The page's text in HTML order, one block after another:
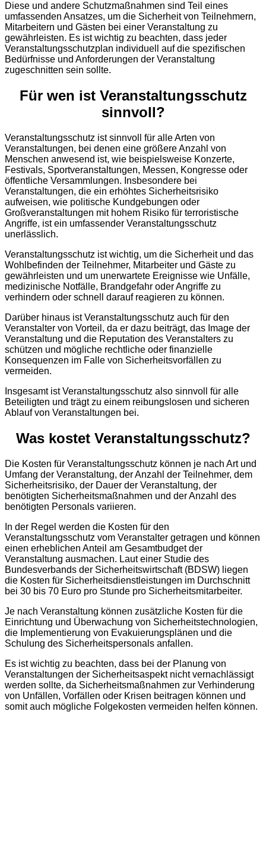
Diese und andere Schutzmaßnahmen sind Teil eines
umfassenden Ansatzes, um die Sicherheit von Teilnehmern,
Mitarbeitern und Gästen bei einer Veranstaltung zu
gewährleisten. Es ist wichtig zu beachten, dass jeder
Veranstaltungsschutzplan individuell auf die spezifischen
Bedürfnisse und Anforderungen der Veranstaltung
zugeschnitten sein sollte.
Für wen ist Veranstaltungsschutz
sinnvoll?
Veranstaltungsschutz ist sinnvoll für alle Arten von
Veranstaltungen, bei denen eine größere Anzahl von
Menschen anwesend ist, wie beispielsweise Konzerte,
Festivals, Sportveranstaltungen, Messen, Kongresse oder
öffentliche Versammlungen. Insbesondere bei
Veranstaltungen, die ein erhöhtes Sicherheitsrisiko
aufweisen, wie politische Kundgebungen oder
Großveranstaltungen mit hohem Risiko für terroristische
Angriffe, ist ein umfassender Veranstaltungsschutz
unerlässlich.
Veranstaltungsschutz ist wichtig, um die Sicherheit und das
Wohlbefinden der Teilnehmer, Mitarbeiter und Gäste zu
gewährleisten und um unerwartete Ereignisse wie Unfälle,
medizinische Notfälle, Brandgefahr oder Angriffe zu
verhindern oder schnell darauf reagieren zu können.
Darüber hinaus ist Veranstaltungsschutz auch für den
Veranstalter von Vorteil, da er dazu beiträgt, das Image der
Veranstaltung und die Reputation des Veranstalters zu
schützen und mögliche rechtliche oder finanzielle
Konsequenzen im Falle von Sicherheitsvorfällen zu
vermeiden.
Insgesamt ist Veranstaltungsschutz also sinnvoll für alle
Beteiligten und trägt zu einem reibungslosen und sicheren
Ablauf von Veranstaltungen bei.
Was kostet Veranstaltungsschutz?
Die Kosten für Veranstaltungsschutz können je nach Art und
Umfang der Veranstaltung, der Anzahl der Teilnehmer, dem
Sicherheitsrisiko, der Dauer der Veranstaltung, der
benötigten Sicherheitsmaßnahmen und der Anzahl des
benötigten Personals variieren.
In der Regel werden die Kosten für den
Veranstaltungsschutz vom Veranstalter getragen und können
einen erheblichen Anteil am Gesamtbudget der
Veranstaltung ausmachen. Laut einer Studie des
Bundesverbands der Sicherheitswirtschaft (BDSW) liegen
die Kosten für Sicherheitsdienstleistungen im Durchschnitt
bei 30 bis 70 Euro pro Stunde pro Sicherheitsmitarbeiter.
Je nach Veranstaltung können zusätzliche Kosten für die
Einrichtung und Überwachung von Sicherheitstechnologien,
die Implementierung von Evakuierungsplänen und die
Schulung des Sicherheitspersonals anfallen.
Es ist wichtig zu beachten, dass bei der Planung von
Veranstaltungen der Sicherheitsaspekt nicht vernachlässigt
werden sollte, da Sicherheitsmaßnahmen zur Verhinderung
von Unfällen, Vorfällen oder Krisen beitragen können und
somit auch mögliche Folgekosten vermeiden helfen können.